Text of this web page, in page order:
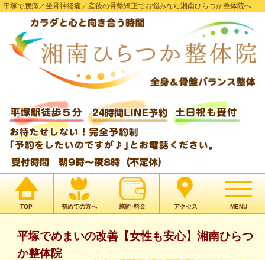
平塚で腰痛／坐骨神経痛／産後の骨盤矯正でお悩みなら湘南ひらつか整体院へ
TOP 初めての方へ 施術･料金 アクセス MENU
平塚でめまいの改善【女性も安心】湘南ひらつ
か整体院